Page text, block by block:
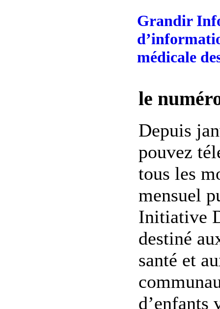
Grandir
médicale
le
Depuis
pouvez
tous les
mensuel
Initiative
destiné
santé et
d’enfants